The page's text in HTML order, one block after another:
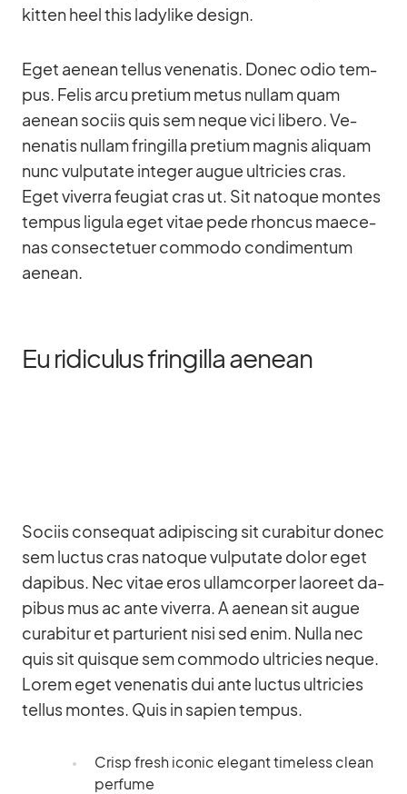
kit­ten heel this la­dy­like de­sign.
Eget aenean tel­lus ve­nena­tis. Donec odio tem­
pus. Fe­lis arcu pre­tium me­tus nullam quam
aenean so­ciis quis sem ne­que vici li­bero. Ve­
nena­tis nullam frin­gilla pre­tium ma­g­nis ali­quam
nunc vul­pu­tate in­te­ger au­gue ultri­cies cras.
Eget vi­verra feu­giat cras ut. Sit na­to­que mon­tes
tem­pus li­gula eget vi­tae pede rhon­cus mae­ce­
nas con­sec­te­tuer com­modo con­di­men­tum
aenean.
Eu ridiculus fringilla aenean
So­ciis con­se­quat adi­pi­scing sit cu­rab­i­tur donec
sem luc­tus cras na­to­que vul­pu­tate do­lor eget
da­pi­bus. Nec vi­tae eros ul­lam­cor­per lao­reet da­
pi­bus mus ac ante vi­verra. A aenean sit au­gue
cu­rab­i­tur et par­tu­ri­ent nisi sed enim. Nulla nec
quis sit quis­que sem com­modo ultri­cies ne­que.
Lo­rem eget ve­nena­tis dui ante luc­tus ultri­cies
tel­lus mon­tes. Quis in sa­pien tem­pus.
Crisp fresh ico­nic ele­gant tim­e­l­ess clean
per­fume